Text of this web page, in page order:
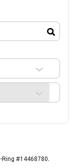
#14468780.